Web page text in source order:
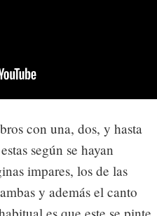
con una, dos, y hasta
según se hayan
impares, los de las
y además el canto